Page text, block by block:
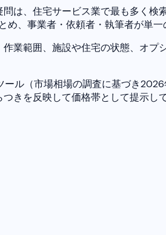
は、住宅サービス業で最も多く
、事業者・依頼者・執筆者が単一
業範囲、施設や住宅の状態、オ
ル（市場相場の調査に基づき
きを反映して価格帯として提示して